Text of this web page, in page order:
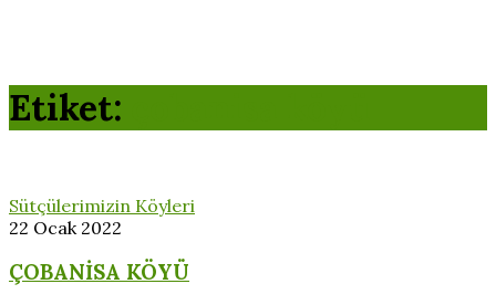
Etiket:
Sütçülerimizin Köyleri
22 Ocak 2022
ÇOBANİSA KÖYÜ